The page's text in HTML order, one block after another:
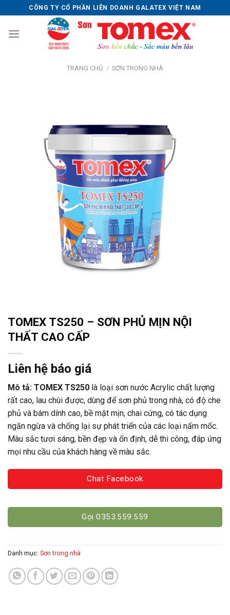
to
content
CÔNG TY CỔ PHẦN LIÊN DOANH GALATEX VIỆT NAM
TRANG CHỦ / SƠN TRONG NHÀ
TOMEX TS250 – SƠN PHỦ MỊN NỘI
THẤT CAO CẤP
Liên hệ báo giá
Mô tả: TOMEX TS250 là loại sơn nước Acrylic chất lượng
rất cao, lau chùi được, dùng để sơn phủ trong nhà, có độ che
phủ và bám dính cao, bề mặt mịn, chai cứng, có tác dụng
ngăn ngừa và chống lại sự phát triển của các loại nấm mốc.
Màu sắc tươi sáng, bền đẹp và ổn định, dễ thi công, đáp ứng
mọi nhu cầu của khách hàng về màu sắc.
Chat Facebook
Gọi 0353.559.559
Danh mục: Sơn trong nhà